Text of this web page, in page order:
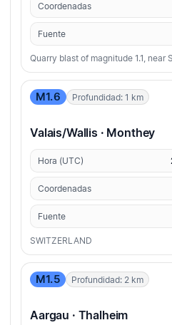
Coordenadas
Fuente
Quarry blast of magnitude 1.1, near
M1.6 Profundidad: 1 km
Valais/Wallis · Monthey
Hora (UTC)
Coordenadas
Fuente
SWITZERLAND
M1.5 Profundidad: 2 km
Aargau · Thalheim